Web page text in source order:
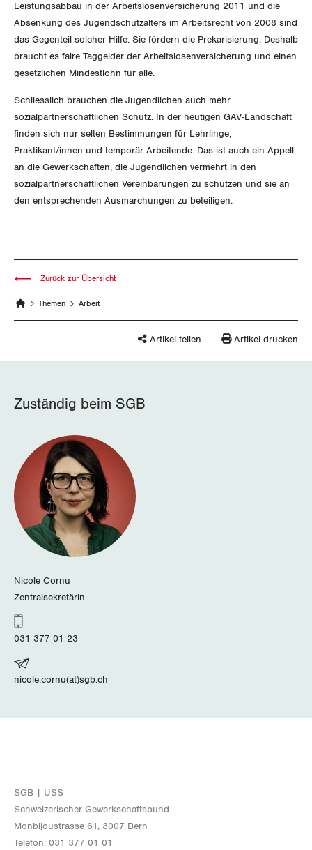
Schwyz
St. Gallen-Appenzell
Solothurn
Zug
Zürich
Leistungsabbau in der Arbeitslosenversicherung 2011 und die
Absenkung des Jugendschutzalters im Arbeitsrecht von 2008 sind
das Gegenteil solcher Hilfe. Sie fördern die Prekarisierung. Deshalb
braucht es faire Taggelder der Arbeitslosenversicherung und einen
gesetzlichen Mindestlohn für alle.
Schliesslich brauchen die Jugendlichen auch mehr
sozialpartnerschaftlichen Schutz. In der heutigen GAV-Landschaft
finden sich nur selten Bestimmungen für Lehrlinge,
Praktikant/innen und temporär Arbeitende. Das ist auch ein Appell
an die Gewerkschaften, die Jugendlichen vermehrt in den
sozialpartnerschaftlichen Vereinbarungen zu schützen und sie an
den entsprechenden Ausmarchungen zu beteiligen.
Themen Arbeit
Zurück zur Übersicht
Artikel teilen Artikel drucken
Zuständig beim SGB
Nicole Cornu
Zentralsekretärin
031 377 01 23
nicole.cornu(at)sgb.ch
SGB | USS
Schwei­ze­ri­scher Ge­werk­schafts­bund
Mon­bi­joustras­se 61, 3007 Bern
Te­le­fon: 031 377 01 01